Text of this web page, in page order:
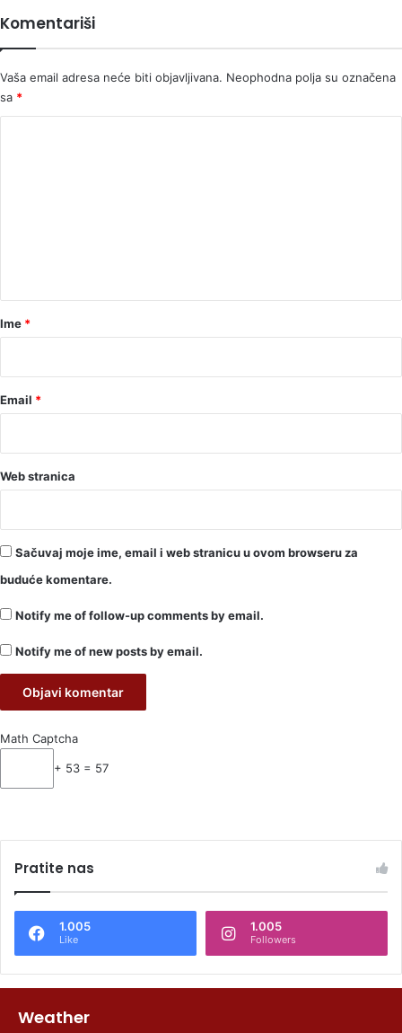
i
sebe"
Komentariši
Vaša email adresa neće biti objavljivana. Neophodna polja su označena
sa *
rIme *
Email *
Web stranica
Sačuvaj moje ime, email i web stranicu u ovom browseru za
buduće komentare.
Notify me of follow-up comments by email.
Notify me of new posts by email.
Math Captcha
+ 53 = 57
Pratite nas
1.005
Like
1.005
Followers
Weather